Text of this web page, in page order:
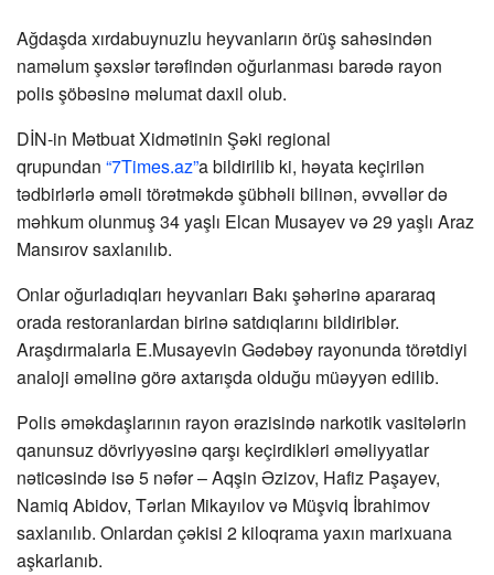
Ağdaşda xırdabuynuzlu heyvanların örüş sahəsindən
naməlum şəxslər tərəfindən oğurlanması barədə rayon
polis şöbəsinə məlumat daxil olub.
DİN-in Mətbuat Xidmətinin Şəki regional
qrupundan “7Times.az”a bildirilib ki, həyata keçirilən
tədbirlərlə əməli törətməkdə şübhəli bilinən, əvvəllər də
məhkum olunmuş 34 yaşlı Elcan Musayev və 29 yaşlı Araz
Mansırov saxlanılıb.
Onlar oğurladıqları heyvanları Bakı şəhərinə apararaq
orada restoranlardan birinə satdıqlarını bildiriblər.
Araşdırmalarla E.Musayevin Gədəbəy rayonunda törətdiyi
analoji əməlinə görə axtarışda olduğu müəyyən edilib.
Polis əməkdaşlarının rayon ərazisində narkotik vasitələrin
qanunsuz dövriyyəsinə qarşı keçirdikləri əməliyyatlar
nəticəsində isə 5 nəfər – Aqşin Əzizov, Hafiz Paşayev,
Namiq Abidov, Tərlan Mikayılov və Müşviq İbrahimov
saxlanılıb. Onlardan çəkisi 2 kiloqrama yaxın marixuana
aşkarlanıb.